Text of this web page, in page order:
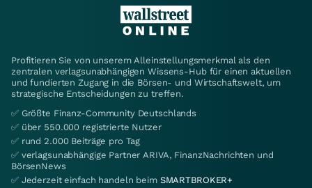
Profitieren Sie von unserem Alleinstellungsmerkmal als den
zentralen verlagsunabhängigen Wissens-Hub für einen aktuellen
und fundierten Zugang in die Börsen- und Wirtschaftswelt, um
strategische Entscheidungen zu treffen.
✅ Größte Finanz-Community Deutschlands
✅ über 550.000 registrierte Nutzer
✅ rund 2.000 Beiträge pro Tag
✅ verlagsunabhängige Partner ARIVA, FinanzNachrichten und
BörsenNews
✅ Jederzeit einfach handeln beim SMARTBROKER+